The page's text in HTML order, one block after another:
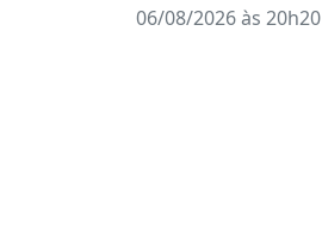
06/08/2026 às 20h20